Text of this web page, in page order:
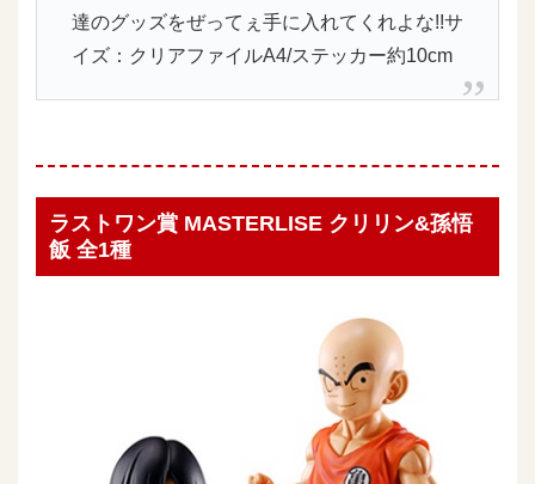
達のグッズをぜってぇ手に入れてくれよな!!サ
イズ：クリアファイルA4/ステッカー約10cm
ラストワン賞 MASTERLISE クリリン&孫悟
飯 全1種